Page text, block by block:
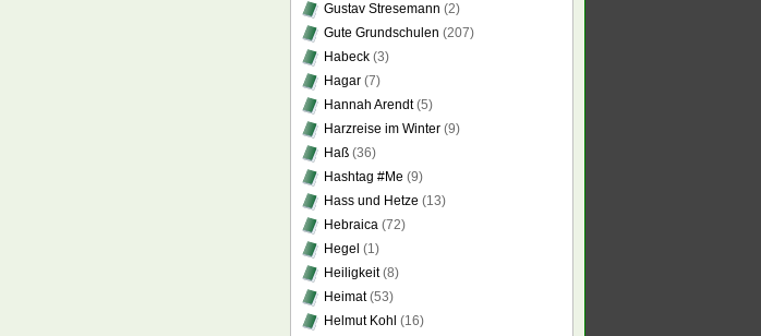
Gustav Stresemann (2)
Gute Grundschulen (207)
Habeck (3)
Hagar (7)
Hannah Arendt(5)
Harzreise im Winter (9)
Haß (36)
Hashtag #Me (9)
Hass und Hetze (13)
Hebraica (72)
Hegel (1)
Heiligkeit(8)
Heimat(53)
Helmut Kohl (16)